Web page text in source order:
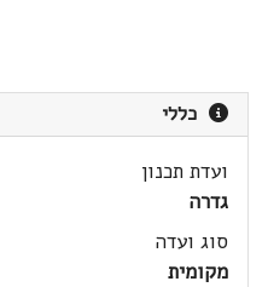
כללי
ועדת תכנון
גדרה
סוג ועדה
מקומית